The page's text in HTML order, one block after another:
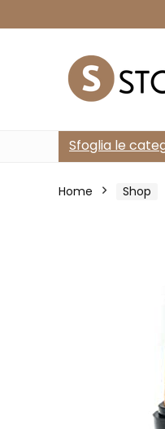
Sfoglia le
Home Shop